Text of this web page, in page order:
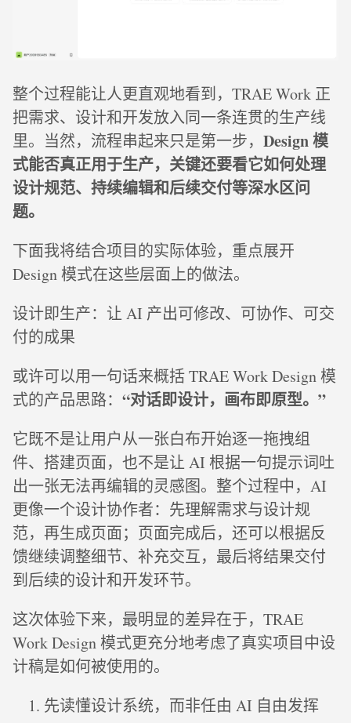
整个过程能让人更直观地看到，TRAE Work 正
把需求、设计和开发放入同一条连贯的生产线
里。当然，流程串起来只是第一步， Design 模
式能否真正用于生产，关键还要看它如何处理
设计规范、持续编辑和后续交付等深水区问
题。
下面我将结合项目的实际体验，重点展开
Design 模式在这些层面上的做法。
设计即生产：让 AI 产出可修改、可协作、可交
付的成果
或许可以用一句话来概括 TRAE Work Design 模
式的产品思路： “对话即设计，画布即原型。”
它既不是让用户从一张白布开始逐一拖拽组
件、搭建页面，也不是让 AI 根据一句提示词吐
出一张无法再编辑的灵感图。整个过程中，AI
更像一个设计协作者：先理解需求与设计规
范，再生成页面；页面完成后，还可以根据反
馈继续调整细节、补充交互，最后将结果交付
到后续的设计和开发环节。
这次体验下来，最明显的差异在于，TRAE
Work Design 模式更充分地考虑了真实项目中设
计稿是如何被使用的。
先读懂设计系统，而非任由 AI 自由发挥